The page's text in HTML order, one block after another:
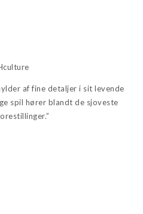
af fine detaljer i sit levende
spil hører blandt de sjoveste